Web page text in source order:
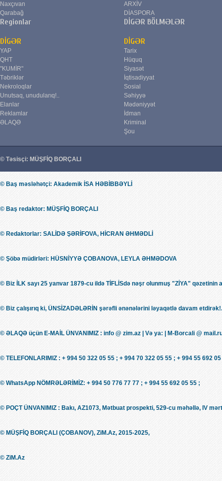
Naxçıvan
Qarabağ
Regionlar
ARXİV
DİASPORA
DİGƏR BÖLMƏLƏR
DİGƏR
YAP
QHT
"KUMİR"
Təbriklər
Nekroloqlar
Unutsaq, unudularıq!..
Elanlar
Reklamlar
ƏLAQƏ
DİGƏR
Tarix
Hüquq
Siyasət
İqtisadiyyat
Sosial
Səhiyyə
Mədəniyyət
İdman
Kriminal
Şou
© Təsisçi: MÜŞFİQ BORÇALI
© Baş məsləhətçi: Akademik İSA HƏBİBBƏYLİ
© Baş redaktor: MÜŞFİQ BORÇALI
© Redaktorlar: SALİDƏ ŞƏRİFOVA, HİCRAN ƏHMƏDLİ
© Şöbə müdirləri: HÜSNİYYƏ ÇOBANOVA, LEYLA ƏHMƏDOVA
© Biz İLK sayı 25 yanvar 1879-cu ildə TİFLİSdə nəşr olunmuş "ZİYA" qəzetinin
© Biz çalışırıq ki, ÜNSİZADƏLƏRİN şərəfli ənənələrini ləyaqətlə davam
© ƏLAQƏ üçün E-MAİL ÜNVANIMIZ : info @ zim.az | Və ya: | M-Borcali @
© TELEFONLARIMIZ : + 994 50 322 05 55 ; + 994 70 322 05 55 ; + 994 55 692
© WhatsApp NÖMRƏLƏRİMİZ: + 994 50 776 77 77 ; + 994 55 692 05 55 ;
© POÇT ÜNVANIMIZ : Bakı, AZ1073, Mətbuat prospekti, 529-cu məhəllə, IV
© MÜŞFİQ BORÇALI (ÇOBANOV), ZiM.Az, 2015-2025,
© ZiM.Az